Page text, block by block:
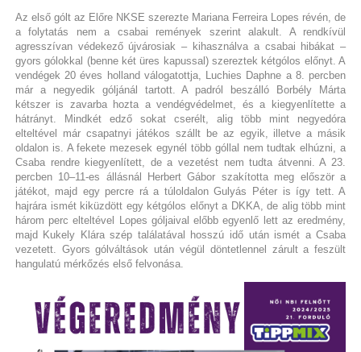
Az első gólt az Előre NKSE szerezte Mariana Ferreira Lopes révén, de
a folytatás nem a csabai remények szerint alakult. A rendkívül
agresszívan védekező újvárosiak – kihasználva a csabai hibákat –
gyors gólokkal (benne két üres kapussal) szereztek kétgólos előnyt. A
vendégek 20 éves holland válogatottja, Luchies Daphne a 8. percben
már a negyedik góljánál tartott. A padról beszálló Borbély Márta
kétszer is zavarba hozta a vendégvédelmet, és a kiegyenlítette a
hátrányt. Mindkét edző sokat cserélt, alig több mint negyedóra
elteltével már csapatnyi játékos szállt be az egyik, illetve a másik
oldalon is. A fekete mezesek egynél több góllal nem tudtak elhúzni, a
Csaba rendre kiegyenlített, de a vezetést nem tudta átvenni. A 23.
percben 10–11-es állásnál Herbert Gábor szakította meg először a
játékot, majd egy percre rá a túloldalon Gulyás Péter is így tett. A
hajrára ismét kiküzdött egy kétgólos előnyt a DKKA, de alig több mint
három perc elteltével Lopes góljaival előbb egyenlő lett az eredmény,
majd Kukely Klára szép találatával hosszú idő után ismét a Csaba
vezetett. Gyors gólváltások után végül döntetlennel zárult a feszült
hangulatú mérkőzés első felvonása.